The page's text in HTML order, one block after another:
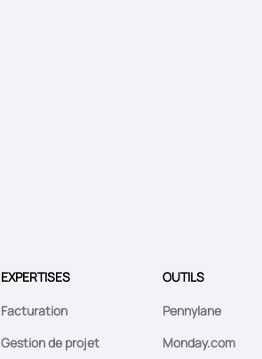
EXPERTISES
Facturation
Gestion de projet
OUTILS
Pennylane
Monday.com